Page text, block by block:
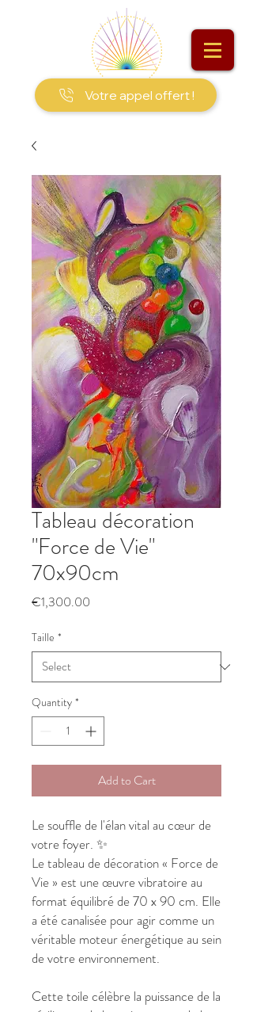
Votre appel offert !
Tableau décoration
"Force de Vie"
70x90cm
€1,300.00
Taille *
Quantity *
Add to Cart
Le souffle de l'élan vital au cœur de
votre foyer. ✨
Le tableau de décoration « Force de
Vie » est une œuvre vibratoire au
format équilibré de 70 x 90 cm. Elle
a été canalisée pour agir comme un
véritable moteur énergétique au sein
de votre environnement.
Cette toile célèbre la puissance de la